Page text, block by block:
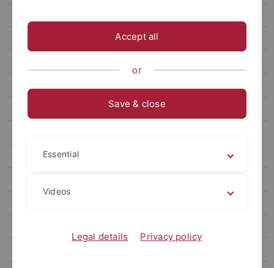
Teaching Excellence – Digital
Widerspruchsverfahren
Accept all
or
Save & close
Essential
Videos
Legal details Privacy policy